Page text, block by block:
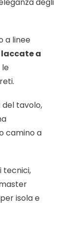
degli
a linee
laccate a
le
del tavolo,
camino a
tecnici,
isola e